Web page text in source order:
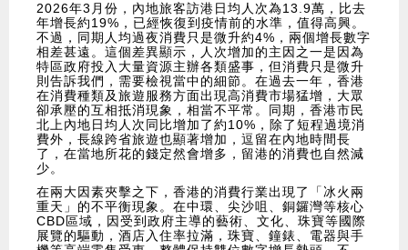
2026年3月份，內地旅客訪港日均人次為13.9萬，比去
年增長約19%，已經恢復到疫情前的水準，值得高興。
不過，同期人均過夜消費只是微升約4%，兩個增長數字
相差甚遠。這個差異顯示，人次增加的主因之一是因為
特區政府投入大量資源主辦各類盛事，但消費只是微升
則告訴我們，需要檢視當中的細節。在過去一年，香港
在消費種類及旅遊服務方面出現高消費市場猛增，大眾
卻承壓的互相抵消現象，相當不平常。同期，香港市民
北上內地日均人次同比增加了約10%，除了短程過境消
費外，長線跨省旅遊也顯著增加，逗留在內地時間長
了，在當地所花的錢定然會增多，留港的消費也自然減
少。
在兩大因素夾擊之下，香港的消費行業出現了「冰火兩
重天」的不平衡現象。在中環、尖沙咀、銅鑼灣等核心
CBD區域，因受到政府主導的藝術、文化、珠寶等國際
展覽的驅動，酒店入住率拉滿，珠寶、鐘錶、電器與手